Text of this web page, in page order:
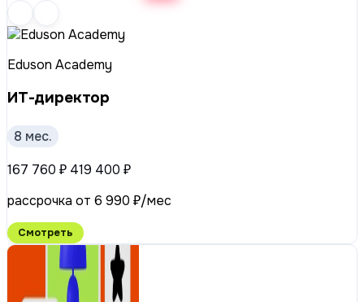
Eduson Academy
ИТ-директор
8 мес.
167 760 ₽ 419 400 ₽
рассрочка от 6 990 ₽/мес
Смотреть